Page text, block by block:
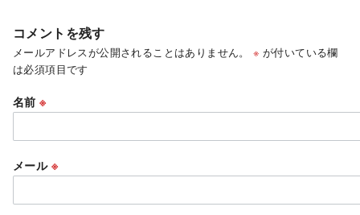
コメントを残す
メールアドレスが公開されることはありません。 ※ が付いている欄
は必須項目です
名前※
メール ※